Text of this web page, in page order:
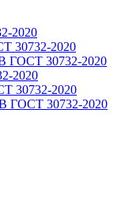
2020
30732-2020
ГОСТ 30732-2020
2020
30732-2020
ГОСТ 30732-2020